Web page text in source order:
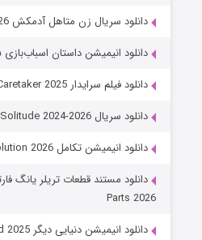
دانلود سریال زن متاهل آدمکش A Bona Fide Killer 2026
دانلود انیمیشن داستان اسباب‌بازی ۵ Toy Story 5 (2026)
دانلود فیلم سرایدار The Caretaker 2025
دانلود سریال One Hundred Years of Solitude 2024-2026
دانلود انیمیشن تکامل Evolution 2026
Parts 2026
دانلود انیمیشن دنیایی دیگر Another World 2025